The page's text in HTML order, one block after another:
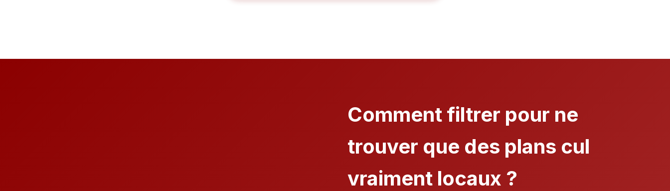
Comment filtrer pour ne
trouver que des plans cul
vraiment locaux ?